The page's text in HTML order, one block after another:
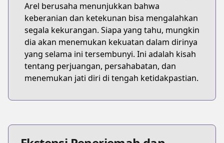
Arel berusaha menunjukkan bahwa
keberanian dan ketekunan bisa mengalahkan
segala kekurangan. Siapa yang tahu, mungkin
dia akan menemukan kekuatan dalam dirinya
yang selama ini tersembunyi. Ini adalah kisah
tentang perjuangan, persahabatan, dan
menemukan jati diri di tengah ketidakpastian.